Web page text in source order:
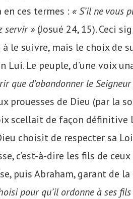
ces termes : « S’il ne vous
servir » (Josué 24, 15). Ceci
le suivre, mais le choix de
Lui. Le peuple, d’une voix
que d’abandonner le
prouesses de Dieu (par la
scellait de façon définitive
choisit de respecter sa Loi
c’est-à-dire les fils de
puis Abraham, garant de
pour qu’il ordonne à ses